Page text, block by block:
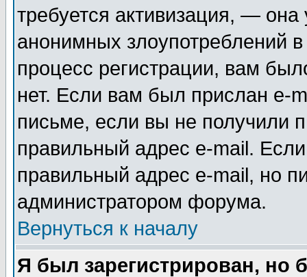
требуется активизация, —
анонимных злоупотреблений
процесс регистрации, вам
нет. Если вам был прислан e-
письме, если вы не получили
правильный адрес e-mail.
правильный адрес e-mail, но
администратором форума.
Вернуться к началу
Я был зарегистрирован, но